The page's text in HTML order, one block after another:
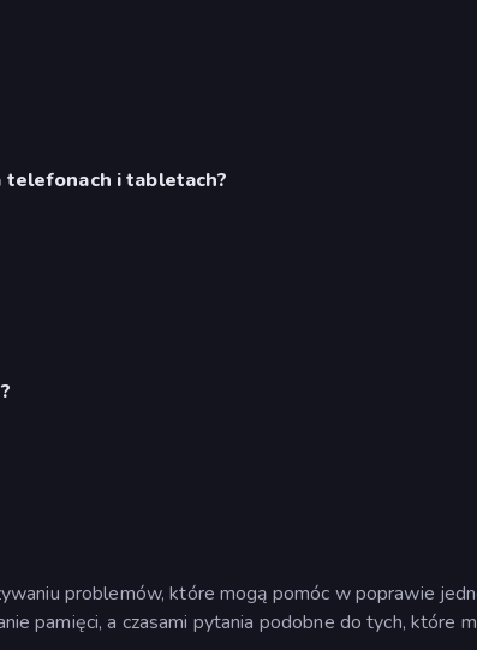
telefonach i tabletach?
problemów, które mogą pomóc w poprawie
pamięci, a czasami pytania podobne do tych, które